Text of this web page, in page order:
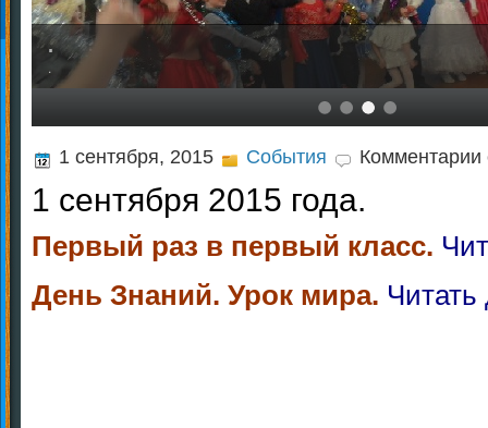
.
.
1 сентября, 2015 События Комментарии
1 сентября 2015 года.
Первый раз в первый класс.
День Знаний. Урок мира.